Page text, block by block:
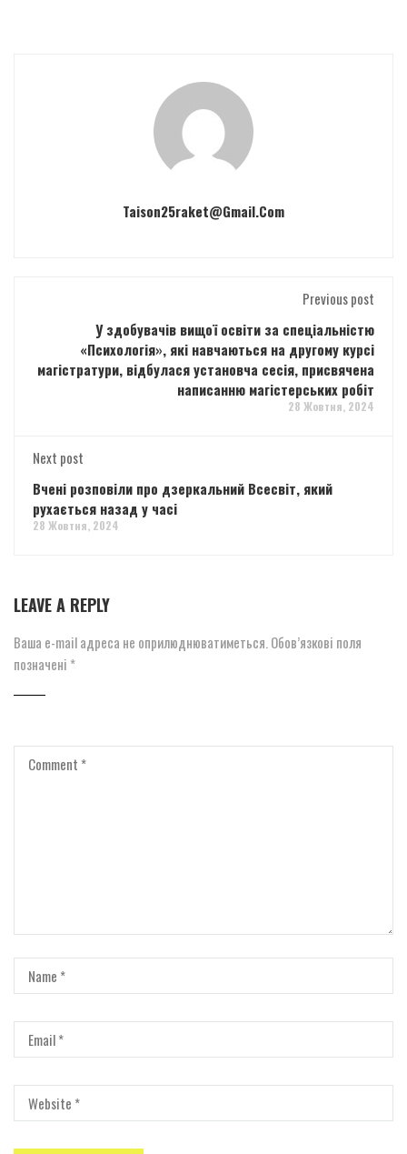
Taison25raket@gmail.com
Previous post
У здобувачів вищої освіти за спеціальністю
«Психологія», які навчаються на другому курсі
магістратури, відбулася установча сесія, присвячена
написанню магістерських робіт
28 Жовтня, 2024
Next post
Вчені розповіли про дзеркальний Всесвіт, який
рухається назад у часі
28 Жовтня, 2024
LEAVE A REPLY
Ваша e-mail адреса не оприлюднюватиметься. Обов’язкові поля
позначені *